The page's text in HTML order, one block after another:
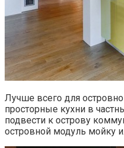
Лучше всего для
просторные кухни в
подвести к острову
островной модуль мойку